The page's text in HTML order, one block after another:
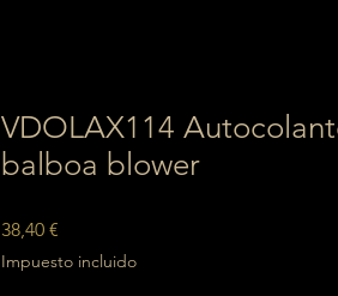
VDOLAX114
balboa blower
38,40 €
Impuesto incluido